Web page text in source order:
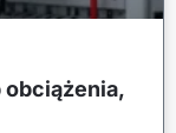
obciążenia,